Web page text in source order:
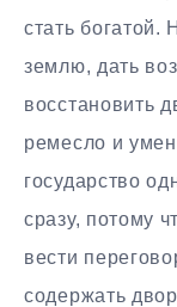
стать
землю, дать
восстановить
ремесло и
государство
сразу, потому
вести
содержать